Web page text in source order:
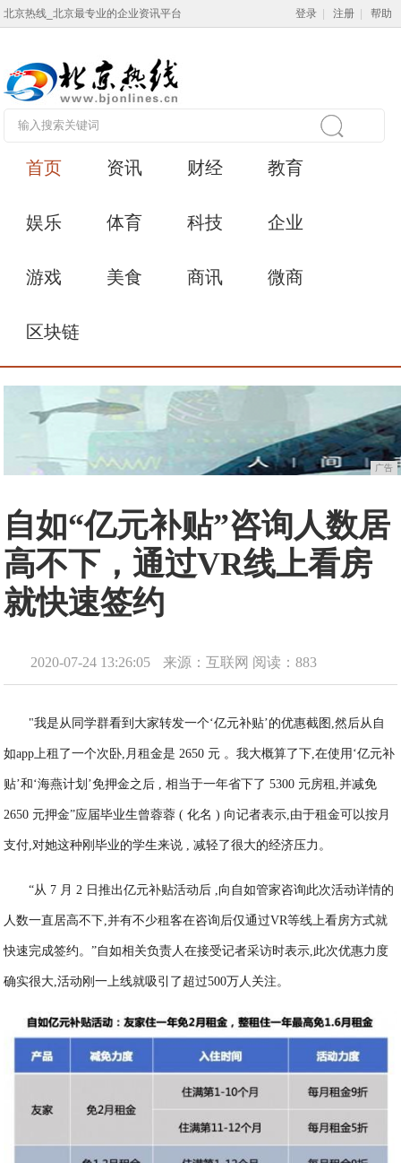
北京热线_北京最专业的企业资讯平台 登录 注册 帮助
首页 资讯 财经 教育
娱乐 体育 科技 企业
游戏 美食 商讯 微商
区块链
广告
自如“亿元补贴”咨询人数居
高不下，通过VR线上看房
就快速签约
2020-07-24 13:26:05 来源：互联网 阅读：883
"我是从同学群看到大家转发一个‘亿元补贴’的优惠截图,然后从自
如app上租了一个次卧,月租金是 2650 元 。我大概算了下,在使用‘亿元补
贴’和‘海燕计划’免押金之后 , 相当于一年省下了 5300 元房租,并减免
2650 元押金”应届毕业生曾蓉蓉 ( 化名 ) 向记者表示,由于租金可以按月
支付,对她这种刚毕业的学生来说 , 减轻了很大的经济压力。
“从 7 月 2 日推出亿元补贴活动后 ,向自如管家咨询此次活动详情的
人数一直居高不下,并有不少租客在咨询后仅通过VR等线上看房方式就
快速完成签约。”自如相关负责人在接受记者采访时表示,此次优惠力度
确实很大,活动刚一上线就吸引了超过500万人关注。